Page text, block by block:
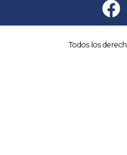
Todos los